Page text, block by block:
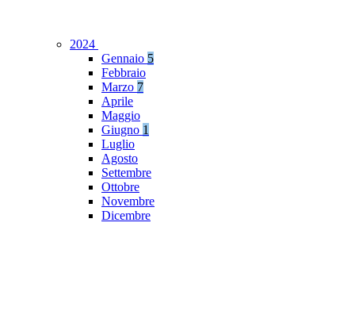
2024
Gennaio 5
Febbraio
Marzo 7
Aprile
Maggio
Giugno 1
Luglio
Agosto
Settembre
Ottobre
Novembre
Dicembre